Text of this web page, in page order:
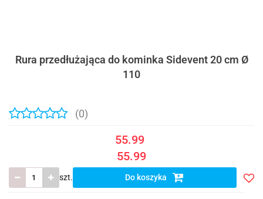
Rura przedłużająca do kominka Sidevent 20 cm Ø
110
(0)
55.99
55.99
szt. Do koszyka